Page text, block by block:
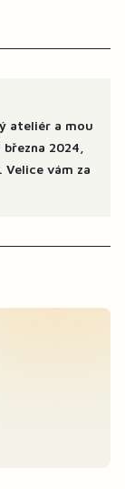
ateliér a mou
2024,
vám za